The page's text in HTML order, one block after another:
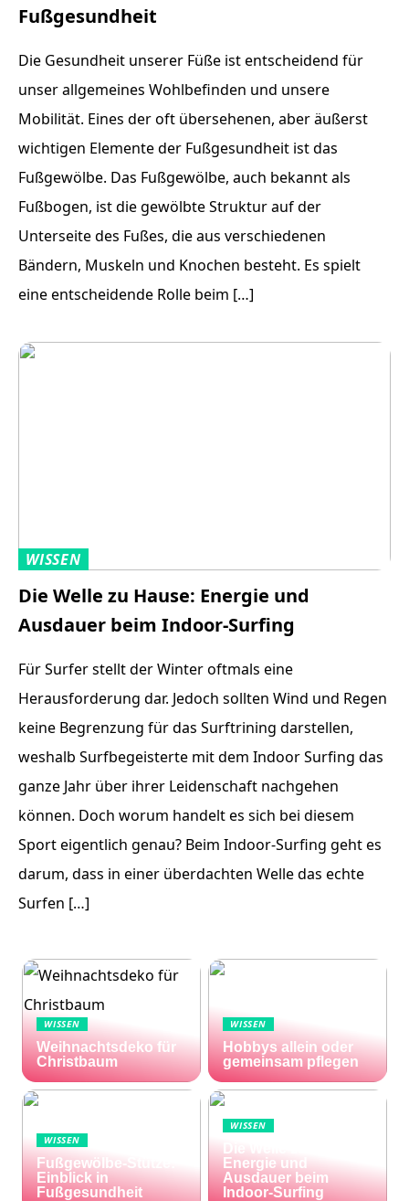
Fußgesundheit
Die Gesundheit unserer Füße ist entscheidend für
unser allgemeines Wohlbefinden und unsere
Mobilität. Eines der oft übersehenen, aber äußerst
wichtigen Elemente der Fußgesundheit ist das
Fußgewölbe. Das Fußgewölbe, auch bekannt als
Fußbogen, ist die gewölbte Struktur auf der
Unterseite des Fußes, die aus verschiedenen
Bändern, Muskeln und Knochen besteht. Es spielt
eine entscheidende Rolle beim […]
WISSEN
Die Welle zu Hause: Energie und
Ausdauer beim Indoor-Surfing
Für Surfer stellt der Winter oftmals eine
Herausforderung dar. Jedoch sollten Wind und Regen
keine Begrenzung für das Surftrining darstellen,
weshalb Surfbegeisterte mit dem Indoor Surfing das
ganze Jahr über ihrer Leidenschaft nachgehen
können. Doch worum handelt es sich bei diesem
Sport eigentlich genau? Beim Indoor-Surfing geht es
darum, dass in einer überdachten Welle das echte
Surfen […]
WISSEN
Weihnachtsdeko für
Christbaum
WISSEN
Hobbys allein oder
gemeinsam pflegen
WISSEN
Fußgewölbe-Stütze:
Einblick in
Fußgesundheit
WISSEN
Die Welle zu Hause:
Energie und
Ausdauer beim
Indoor-Surfing